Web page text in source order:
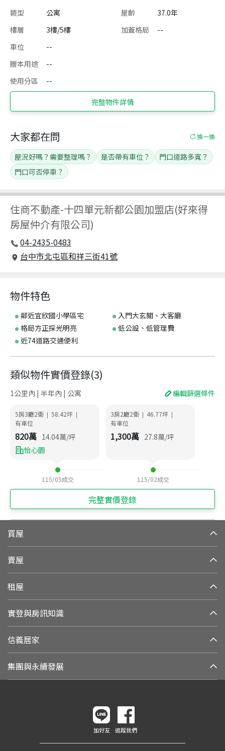
類型 公寓 屋齡
37.0年
樓層
3樓/5樓 加蓋格局
--
車位
--
謄本用途
--
使用分區
--
完整物件詳情
住商不動產-十四單元新都公園加盟店(好來得
房屋仲介有限公司)
04-2435-0483
台中市北屯區和祥三街41號
大家都在問 換一換
屋況好嗎？需要整理嗎？ 是否帶有車位？
門口道路多寬？
門口可否停車？
物件特色
鄰近宜欣國小學區宅
入門大玄關、大客廳
格局方正採光明亮
低公設、低管理費
近74道路交通便利
類似物件實價登錄(3)
1公里內 | 半年內 | 公寓 編輯篩選條件
5房3廳2衛 | 58.42坪 |
有車位
820萬 14.04萬/坪
怡心園
115/05成交
3房2廳2衛 | 46.77坪 |
有車位
1,300萬 27.8萬/坪
115/02成交
完整實價登錄
買屋
賣屋
租屋
實登與房訊知識
信義居家
集團與永續發展
加好友 追蹤我們